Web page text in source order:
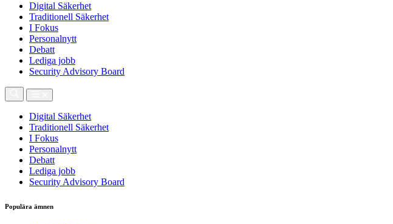
Digital Säkerhet
Traditionell Säkerhet
I Fokus
Personalnytt
Debatt
Lediga jobb
Security Advisory Board
Digital Säkerhet
Traditionell Säkerhet
I Fokus
Personalnytt
Debatt
Lediga jobb
Security Advisory Board
Populära ämnen